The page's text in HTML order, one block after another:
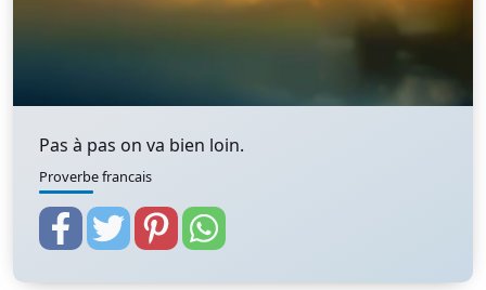
Pas à pas on va bien loin.
Proverbe francais